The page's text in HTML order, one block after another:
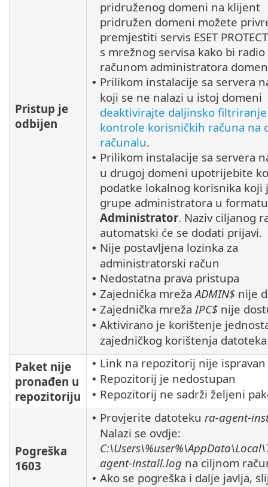
Pristup je
odbijen
pridruženog domeni na klijent
pridružen domeni možete
premjestiti servis ESET
s mrežnog servisa kako bi radio
računom administratora
• Prilikom instalacije sa servera
koji se ne nalazi u istoj domeni
deaktivirajte daljinsko filtriranje
kontrole korisničkih računa na
računalu.
• Prilikom instalacije sa servera
u drugoj domeni upotrijebite
podatke lokalnog korisnika koji
grupe administratora u
Administrator. Naziv ciljanog
automatski će se dodati prijavi.
• Nije postavljena lozinka za
administratorski račun
• Nedostatna prava pristupa
• Zajednička mrežaADMIN$ nije
• Zajednička mrežaIPC$ nije
• Aktivirano je korištenje
zajedničkog korištenja datoteka
Paket nije
pronađen u
repozitoriju
• Link na repozitorij nije ispravan
• Repozitorij je nedostupan
• Repozitorij ne sadrži željeni
Pogreška
1603
• Provjerite datoteku ra-agent-
Nalazi se ovdje:
agent-install.log na ciljnom
• Ako se pogreška i dalje javlja,